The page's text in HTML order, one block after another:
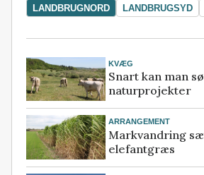
LANDBRUGNORD LANDBRUGSYD
KVÆG
Snart kan man
naturprojekter
ARRANGEMENT
Markvandring
elefantgræs